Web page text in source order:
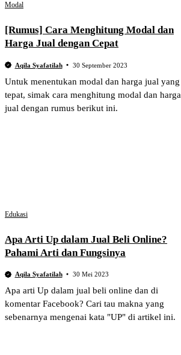
Modal
[Rumus] Cara Menghitung Modal dan
Harga Jual dengan Cepat
Aqila Syafatilah 30 September 2023
Untuk menentukan modal dan harga jual yang
tepat, simak cara menghitung modal dan harga
jual dengan rumus berikut ini.
Edukasi
Apa Arti Up dalam Jual Beli Online?
Pahami Arti dan Fungsinya
Aqila Syafatilah 30 Mei 2023
Apa arti Up dalam jual beli online dan di
komentar Facebook? Cari tau makna yang
sebenarnya mengenai kata "UP" di artikel ini.